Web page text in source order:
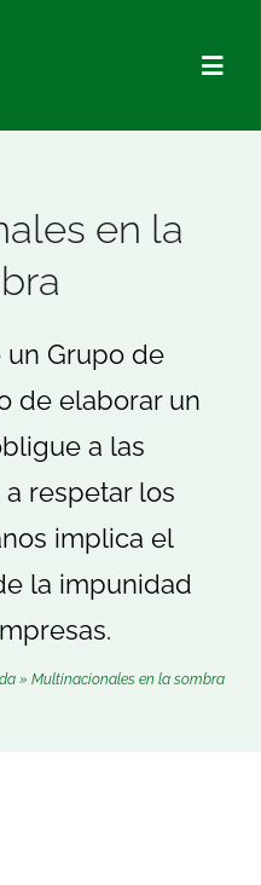
en la
un Grupo de
de elaborar un
a las
respetar los
implica el
la impunidad
» Multinacionales en la sombra